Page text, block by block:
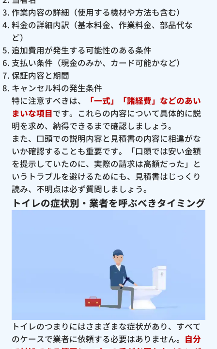
作業内容の詳細（使用する機材や方法も含む）
料金の詳細内訳（基本料金、作業料金、部品代な
ど）
追加費用が発生する可能性のある条件
支払い条件（現金のみか、カード可能かなど）
保証内容と期間
キャンセル料の発生条件
特に注意すべきは、
「一式」「諸経費」などのあい
まいな項目です。これらの内容について具体的に説
明を求め、納得できるまで確認しましょう。
また、口頭での説明内容と見積書の内容に相違がな
いか確認することも重要です。「口頭では安い金額
を提示していたのに、実際の請求は高額だった」と
いうトラブルを避けるためにも、見積書はじっくり
読み、不明点は必ず質問しましょう。
トイレの症状別・業者を呼ぶべきタイミング
トイレのつまりにはさまざまな症状があり、すべて
のケースで業者に依頼する必要はありません。 自分